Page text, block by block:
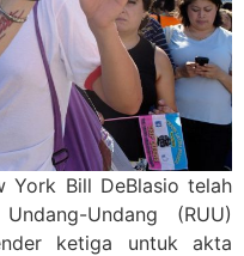
York Bill DeBlasio telah
Undang (RUU)
ketiga untuk akta